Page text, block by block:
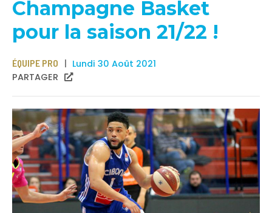
Champagne Basket
pour la saison 21/22 !
ÉQUIPE PRO
Lundi 30 Août 2021
PARTAGER